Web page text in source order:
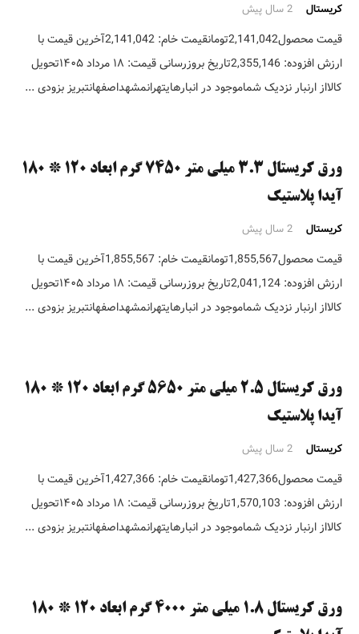
کریستال 2 سال پیش
قیمت محصول2,141,042تومانقیمت خام: 2,141,042آخرین قیمت با
ارزش افزوده: 2,355,146تاریخ بروزرسانی قیمت: ۱۸ مرداد ۱۴۰۵تحویل
کالااز ارنبار نزدیک شماموجود در انبارهایتهرانمشهداصفهانتبریز بزودی ...
ورق کریستال ۳.۳ میلی متر ۷۴۵۰ گرم ابعاد ۱۲۰ * ۱۸۰
آیدا پلاستیک
کریستال 2 سال پیش
قیمت محصول1,855,567تومانقیمت خام: 1,855,567آخرین قیمت با
ارزش افزوده: 2,041,124تاریخ بروزرسانی قیمت: ۱۸ مرداد ۱۴۰۵تحویل
کالااز ارنبار نزدیک شماموجود در انبارهایتهرانمشهداصفهانتبریز بزودی ...
ورق کریستال ۲.۵ میلی متر ۵۶۵۰ گرم ابعاد ۱۲۰ * ۱۸۰
آیدا پلاستیک
کریستال 2 سال پیش
قیمت محصول1,427,366تومانقیمت خام: 1,427,366آخرین قیمت با
ارزش افزوده: 1,570,103تاریخ بروزرسانی قیمت: ۱۸ مرداد ۱۴۰۵تحویل
کالااز ارنبار نزدیک شماموجود در انبارهایتهرانمشهداصفهانتبریز بزودی ...
ورق کریستال ۱.۸ میلی متر ۴۰۰۰ گرم ابعاد ۱۲۰ * ۱۸۰